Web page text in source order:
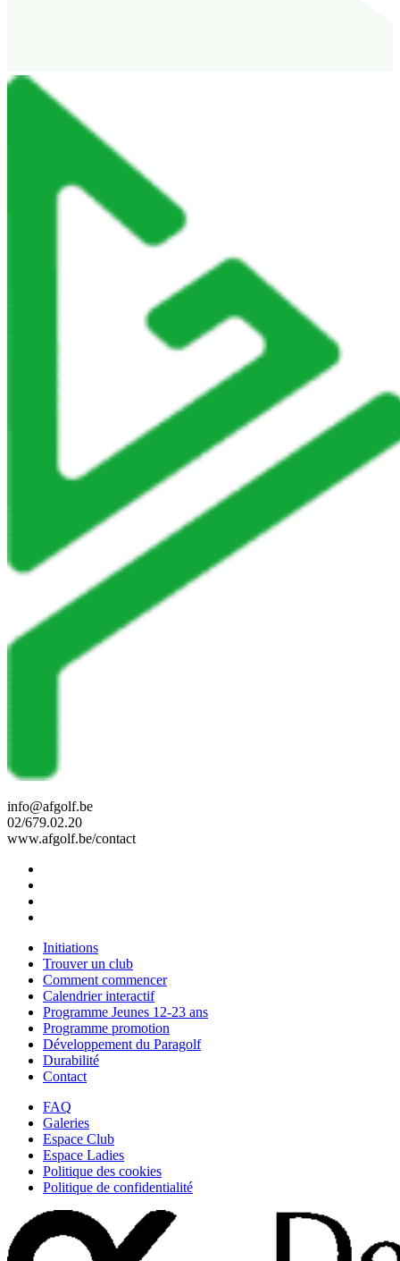
info@afgolf.be
02/679.02.20
www.afgolf.be/contact
Initiations
Trouver un club
Comment commencer
Calendrier interactif
Programme Jeunes 12-23 ans
Programme promotion
Développement du Paragolf
Durabilité
Contact
FAQ
Galeries
Espace Club
Espace Ladies
Politique des cookies
Politique de confidentialité